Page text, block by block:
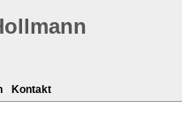
Kontakt